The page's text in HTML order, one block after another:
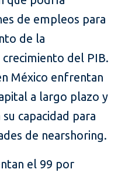
de empleos para
de la
del PIB.
México enfrentan
a largo plazo y
capacidad para
de nearshoring.
el 99 por